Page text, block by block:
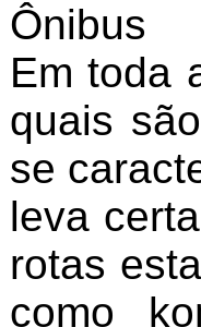
Ônibus
Em toda
quais
se
leva
rotas
como